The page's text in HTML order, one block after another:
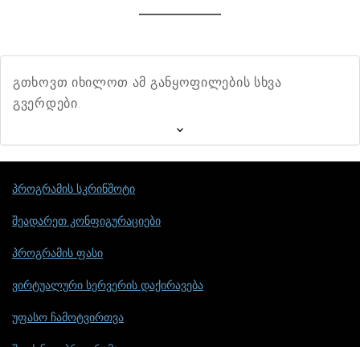
გთხოვთ იხილოთ ამ განყოფილების სხვა
გვერდები.
პროგრამის სკრინშოტი
შეადარეთ კონფიგურაციები
პროგრამის ფასი
ვირტუალური სერვერის დაქირავება
უფასო ჩამოტვირთვა